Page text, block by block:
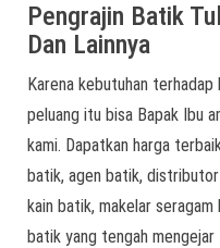
Pengrajin Batik
Dan Lainnya
Karena kebutuhan
peluang itu bisa Bapak Ibu
kami. Dapatkan harga
batik, agen batik,
kain batik, makelar
batik yang tengah